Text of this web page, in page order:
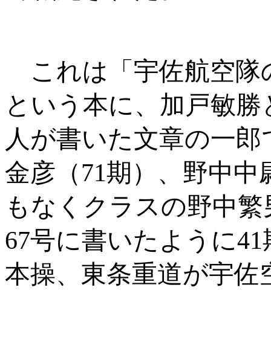
これは「宇佐航空隊
という本に、加戸敏
人が書いた文章の一
金彦（71期）、野中中
もなくクラスの野中
67号に書いたように41
本操、東条重道が宇佐